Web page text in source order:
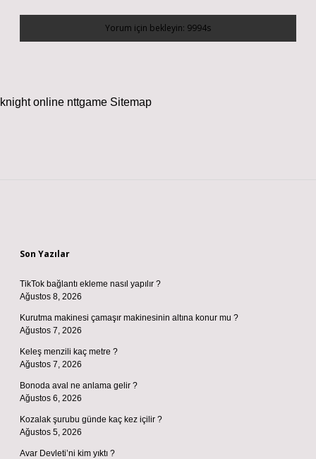
knight online nttgame Sitemap
Son Yazılar
TikTok bağlantı ekleme nasıl yapılır ?
Ağustos 8, 2026
Kurutma makinesi çamaşır makinesinin altına konur mu ?
Ağustos 7, 2026
Keleş menzili kaç metre ?
Ağustos 7, 2026
Bonoda aval ne anlama gelir ?
Ağustos 6, 2026
Kozalak şurubu günde kaç kez içilir ?
Ağustos 5, 2026
Avar Devleti’ni kim yıktı ?